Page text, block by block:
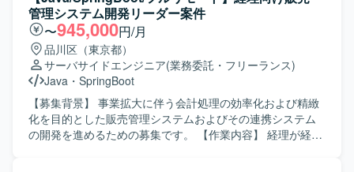
与いただき、関連システムとの連携や仕様調整を行ってい
ただきます。 【求める人物像】 長期的な参画を前提に、主
体的に課題発見・改善提案ができる方を求めております。5
名以上のチーム開発体制の中で、周囲と連携しながら自律
的に動ける方、ドキュメントやコミュニケーションを通じ
て品質向上に取り組める方が望ましいです。 【ポジション
の魅力】 生命保険業界向けのコアシステムに携わること
で、業務知識とWebアプリケーション開発スキルの双方を
高めていただけます。上流工程から開発・保守まで一気通
管理システム開発リーダー案件
〜945,000円/月
品川区（東京都）
サーバサイドエンジニア(業務委託・フリーランス)
Java ・ SpringBoot
【募集背景】 事業拡大に伴う会計処理の効率化および精緻
化を目的とした販売管理システムおよびその連携システム
の開発を進めるための募集です。 【作業内容】 経理が経